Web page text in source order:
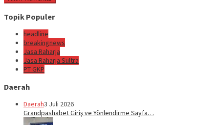
Topik Populer
headline
breakingnews
Jasa Raharja
Jasa Raharja Sultra
PT GKP
Daerah
Daerah3 Juli 2026
Grandpashabet Giriş ve Yönlendirme Sayfa…